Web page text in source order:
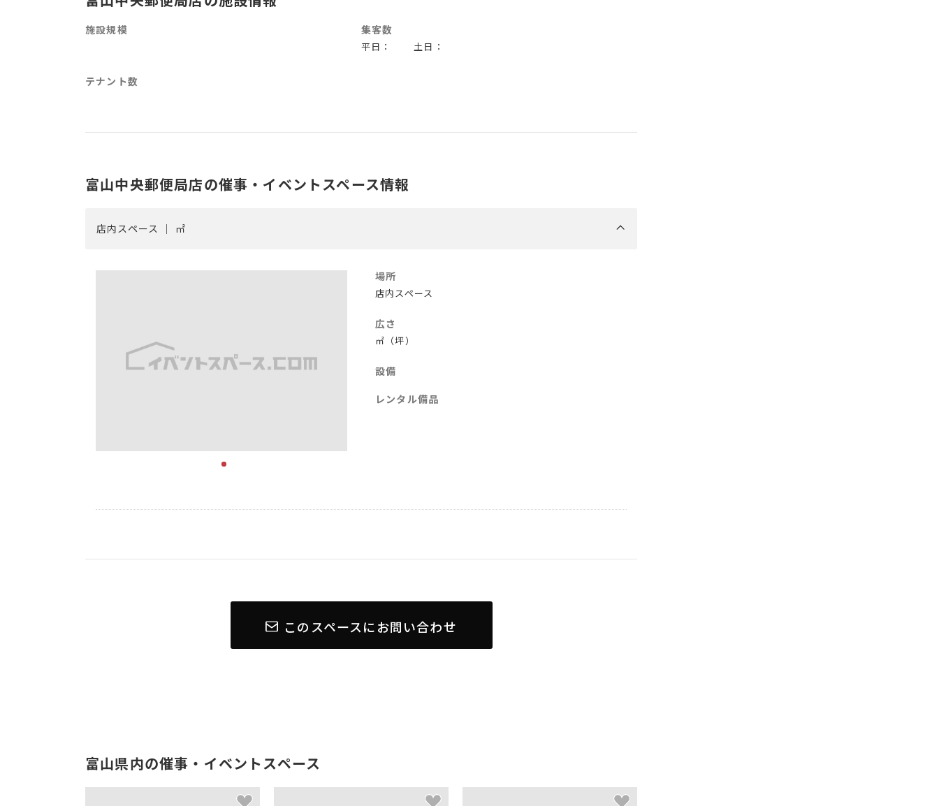
施設規模 集客数
平日： 土日：
テナント数
富山中央郵便局店の催事・イベントスペース情報
店内スペース ｜ ㎡
場所
店内スペース
広さ
㎡（坪）
設備
レンタル備品
このスペースにお問い合わせ
富山県内の催事・イベントスペース